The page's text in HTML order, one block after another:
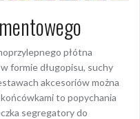
płótna
formie długopisu, suchy
akcesoriów można
to popychania
segregatory do